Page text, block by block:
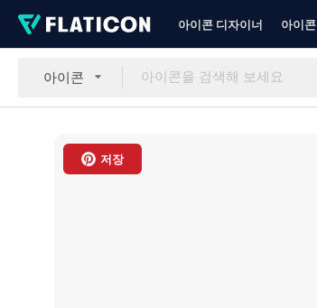
아이콘 디자이너 아이콘
아이콘
저장